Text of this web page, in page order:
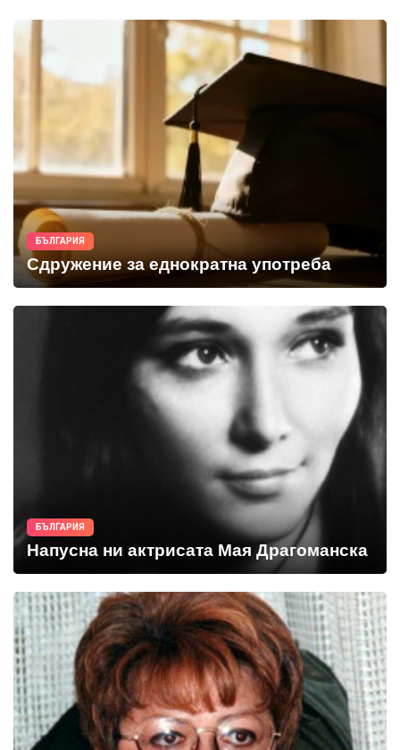
БЪЛГАРИЯ
Сдружение за еднократна употреба
БЪЛГАРИЯ
Напусна ни актрисата Мая Драгоманска